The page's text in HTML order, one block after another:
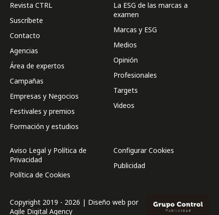
Revista CTRL
Suscríbete
Contacto
Agencias
Área de expertos
Campañas
Empresas y Negocios
Festivales y premios
Formación y estudios
La ESG de las marcas a
examen
Marcas y ESG
Medios
Opinión
Profesionales
Targets
Videos
Aviso Legal y Política de
Privacidad
Política de Cookies
Configurar Cookies
Publicidad
Copyright 2019 - 2026 | Diseño web por
Agile Digital Agency